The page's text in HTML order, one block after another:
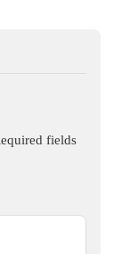
fields